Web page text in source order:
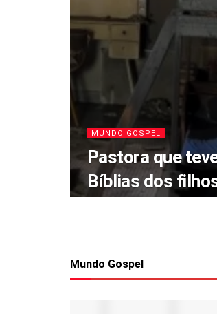
MUNDO GOSPEL
Pastora que
Bíblias dos
Mundo Gospel